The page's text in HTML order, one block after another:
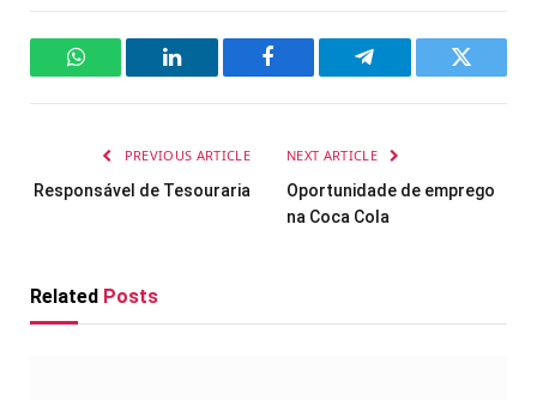
WhatsAppLinkedIn Facebook Telegram Twitter
PREVIOUS ARTICLE
Responsável de Tesouraria
NEXT ARTICLE
Oportunidade de emprego
na Coca Cola
Related Posts